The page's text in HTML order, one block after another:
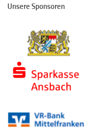
Unsere Sponsoren